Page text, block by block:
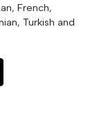
French,
Turkish and